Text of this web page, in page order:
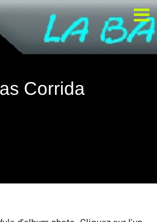
Corrida